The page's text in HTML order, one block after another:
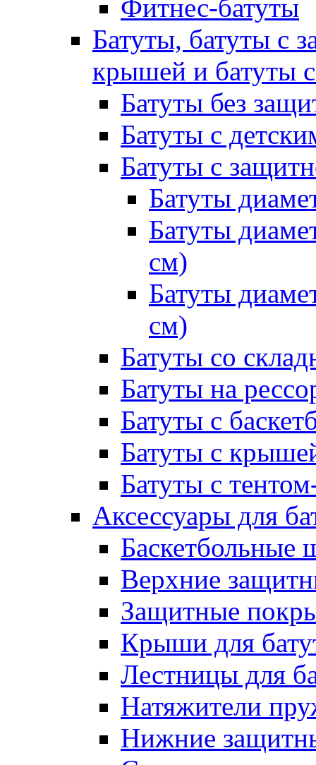
Фитнес-батуты
Батуты, батуты с
крышей и батуты
Батуты без
Батуты с
Батуты с
Батуты
Батуты
см)
Батуты
см)
Батуты со
Батуты на
Батуты с
Батуты с
Батуты с
Аксессуары для
Баскетбольные
Верхние
Защитные
Крыши для
Лестницы для
Натяжители
Нижние